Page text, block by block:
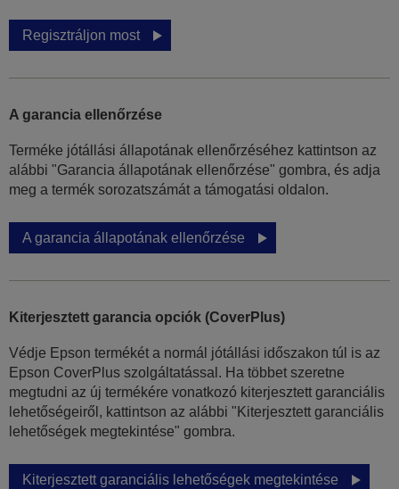
Regisztráljon most
A garancia ellenőrzése
Terméke jótállási állapotának ellenőrzéséhez kattintson az
alábbi "Garancia állapotának ellenőrzése" gombra, és adja
meg a termék sorozatszámát a támogatási oldalon.
A garancia állapotának ellenőrzése
Kiterjesztett garancia opciók (CoverPlus)
Védje Epson termékét a normál jótállási időszakon túl is az
Epson CoverPlus szolgáltatással. Ha többet szeretne
megtudni az új termékére vonatkozó kiterjesztett garanciális
lehetőségeiről, kattintson az alábbi "Kiterjesztett garanciális
lehetőségek megtekintése" gombra.
Kiterjesztett garanciális lehetőségek megtekintése